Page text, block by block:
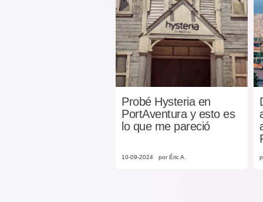
Probé Hysteria en
PortAventura y esto es
lo que me pareció
10-09-2024 por Éric A.